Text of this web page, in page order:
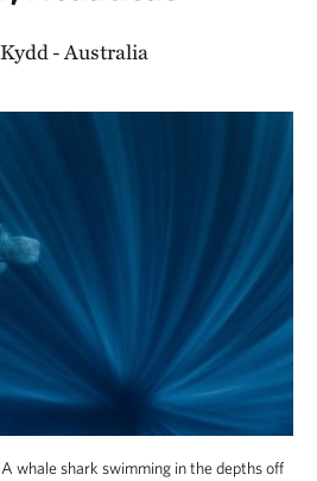
- Australia
A whale shark swimming in the depths off